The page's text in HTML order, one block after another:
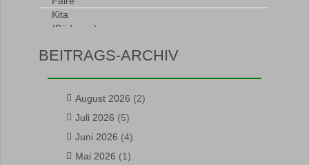
BEITRAGS-ARCHIV
August 2026 (2)
Juli 2026 (5)
Juni 2026 (4)
Mai 2026 (1)